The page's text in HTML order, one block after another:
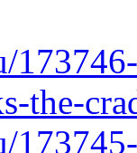
the-